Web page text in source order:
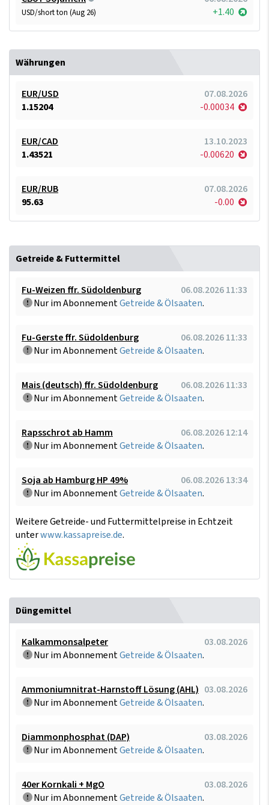
USD/short ton (Aug 26) +1.40
Währungen
EUR/USD
07.08.2026
1.15204
-0.00034
EUR/CAD
13.10.2023
1.43521
-0.00620
EUR/RUB
07.08.2026
95.63
-0.00
Getreide & Futtermittel
Fu-Weizen ffr. Südoldenburg
06.08.2026 11:33
Nur im AbonnementGetreide & Ölsaaten.
Fu-Gerste ffr. Südoldenburg
06.08.2026 11:33
Nur im AbonnementGetreide & Ölsaaten.
Mais (deutsch) ffr. Südoldenburg
06.08.2026 11:33
Nur im AbonnementGetreide & Ölsaaten.
Rapsschrot ab Hamm
06.08.2026 12:14
Nur im AbonnementGetreide & Ölsaaten.
Soja ab Hamburg HP 49%
06.08.2026 13:34
Nur im AbonnementGetreide & Ölsaaten.
Weitere Getreide- und Futtermittelpreise in Echtzeit
unterwww.kassapreise.de.
Düngemittel
Kalkammonsalpeter
03.08.2026
Nur im AbonnementGetreide & Ölsaaten.
Ammoniumnitrat-Harnstoff Lösung (AHL) 03.08.2026
Nur im AbonnementGetreide & Ölsaaten.
Diammonphosphat (DAP)
03.08.2026
Nur im AbonnementGetreide & Ölsaaten.
40er Kornkali + MgO
03.08.2026
Nur im AbonnementGetreide & Ölsaaten.